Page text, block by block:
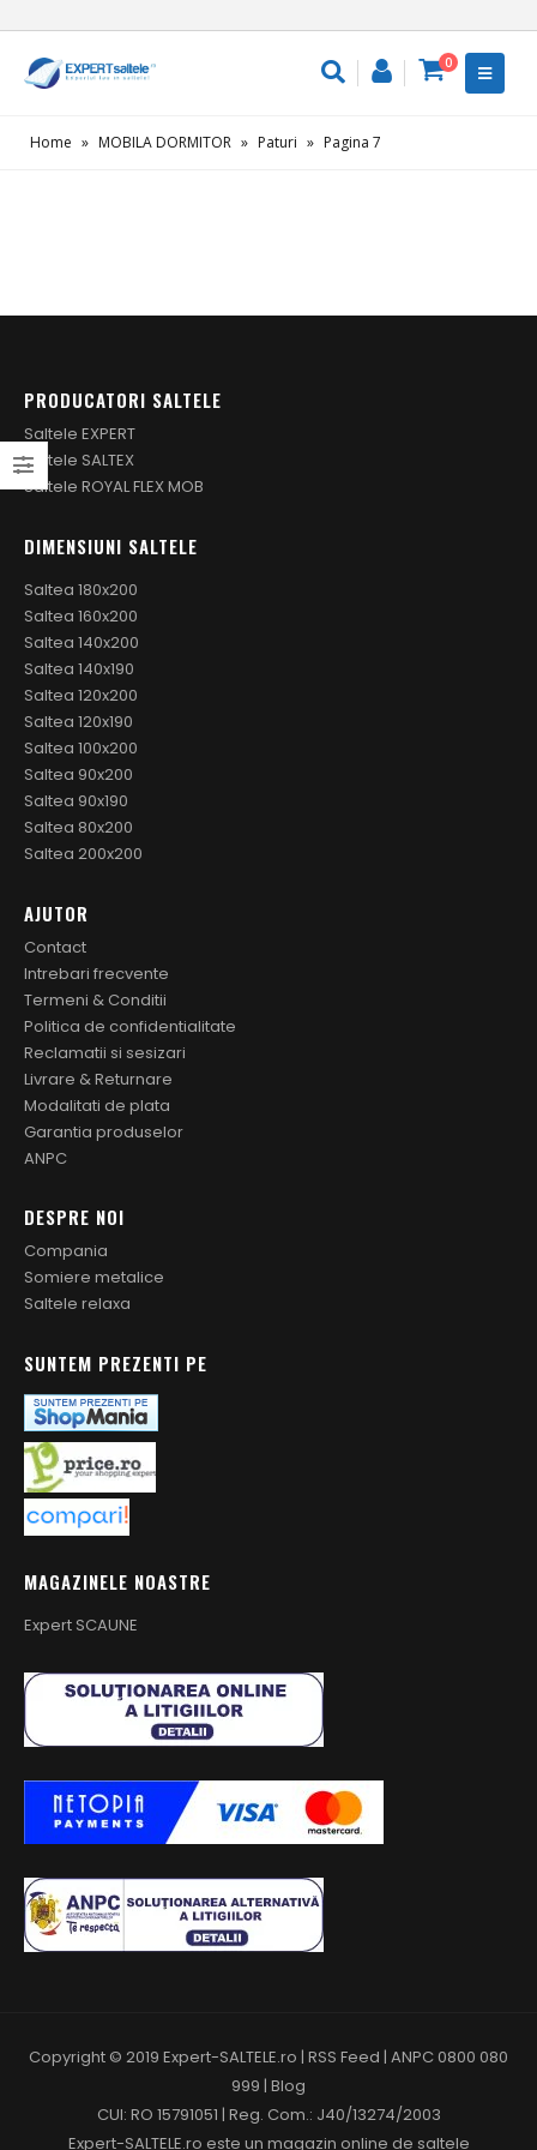
0
Home » MOBILA DORMITOR » Paturi » Pagina 7
PRODUCATORI SALTELE
Saltele EXPERT
Saltele SALTEX
Saltele ROYAL FLEX MOB
DIMENSIUNI SALTELE
Saltea 180x200
Saltea 160x200
Saltea 140x200
Saltea 140x190
Saltea 120x200
Saltea 120x190
Saltea 100x200
Saltea 90x200
Saltea 90x190
Saltea 80x200
Saltea 200x200
AJUTOR
Contact
Intrebari frecvente
Termeni & Conditii
Politica de confidentialitate
Reclamatii si sesizari
Livrare & Returnare
Modalitati de plata
Garantia produselor
ANPC
DESPRE NOI
Compania
Somiere metalice
Saltele relaxa
SUNTEM PREZENTI PE
MAGAZINELE NOASTRE
Expert SCAUNE
Copyright © 2019 Expert-SALTELE.ro | RSS Feed | ANPC 0800 080
999 | Blog
CUI: RO 15791051 | Reg. Com.: J40/13274/2003
Expert-SALTELE.ro este un magazin online de saltele